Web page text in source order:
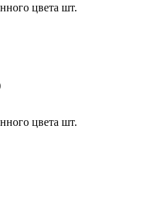
цвета шт.
цвета шт.